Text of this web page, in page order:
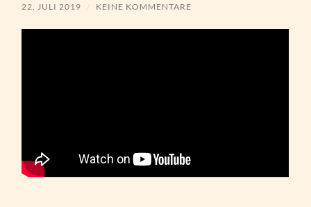
22. JULI 2019 / KEINE KOMMENTARE